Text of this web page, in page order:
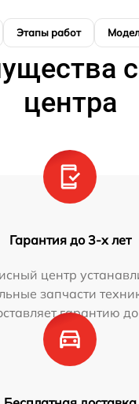
Этапы работ
центра
Гарантия до 3-х лет
центр
запчасти
гарантию до